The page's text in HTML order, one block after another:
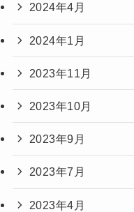
2024年4月
2024年1月
2023年11月
2023年10月
2023年9月
2023年7月
2023年4月